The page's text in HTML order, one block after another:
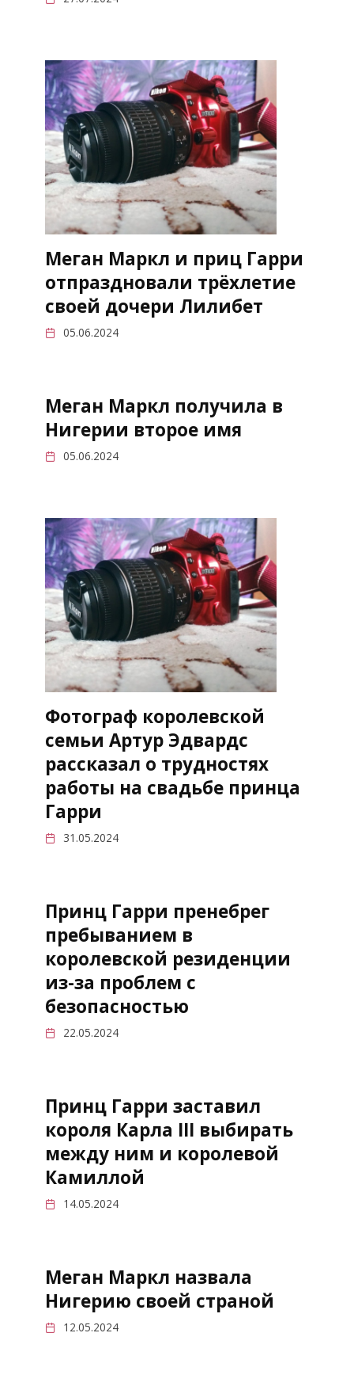
Меган Маркл и приц Гарри
отпраздновали трёхлетие
своей дочери Лилибет
05.06.2024
Меган Маркл получила в
Нигерии второе имя
05.06.2024
Фотограф королевской
семьи Артур Эдвардс
рассказал о трудностях
работы на свадьбе принца
Гарри
31.05.2024
Принц Гарри пренебрег
пребыванием в
королевской резиденции
из-за проблем с
безопасностью
22.05.2024
Принц Гарри заставил
короля Карла III выбирать
между ним и королевой
Камиллой
14.05.2024
Меган Маркл назвала
Нигерию своей страной
12.05.2024